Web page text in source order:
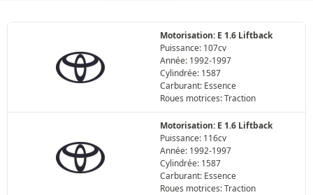
Motorisation: E 1.6 Liftback
Puissance: 107cv
Année: 1992-1997
Cylindrée: 1587
Carburant: Essence
Roues motrices: Traction
Motorisation: E 1.6 Liftback
Puissance: 116cv
Année: 1992-1997
Cylindrée: 1587
Carburant: Essence
Roues motrices: Traction